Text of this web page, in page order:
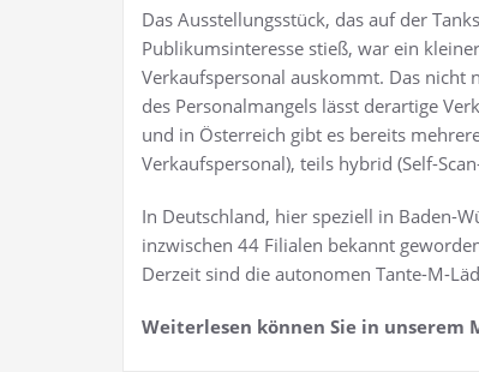
Das Ausstellungsstück, das auf der
Publikumsinteresse stieß, war ein
Verkaufspersonal auskommt. Das
des Personalmangels lässt derartige
und in Österreich gibt es bereits
Verkaufspersonal), teils hybrid (Self-
In Deutschland, hier speziell in Baden-
inzwischen 44 Filialen bekannt
Derzeit sind die autonomen Tante-M-
Weiterlesen können Sie in unserem